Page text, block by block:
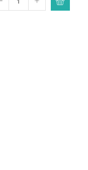
quantité